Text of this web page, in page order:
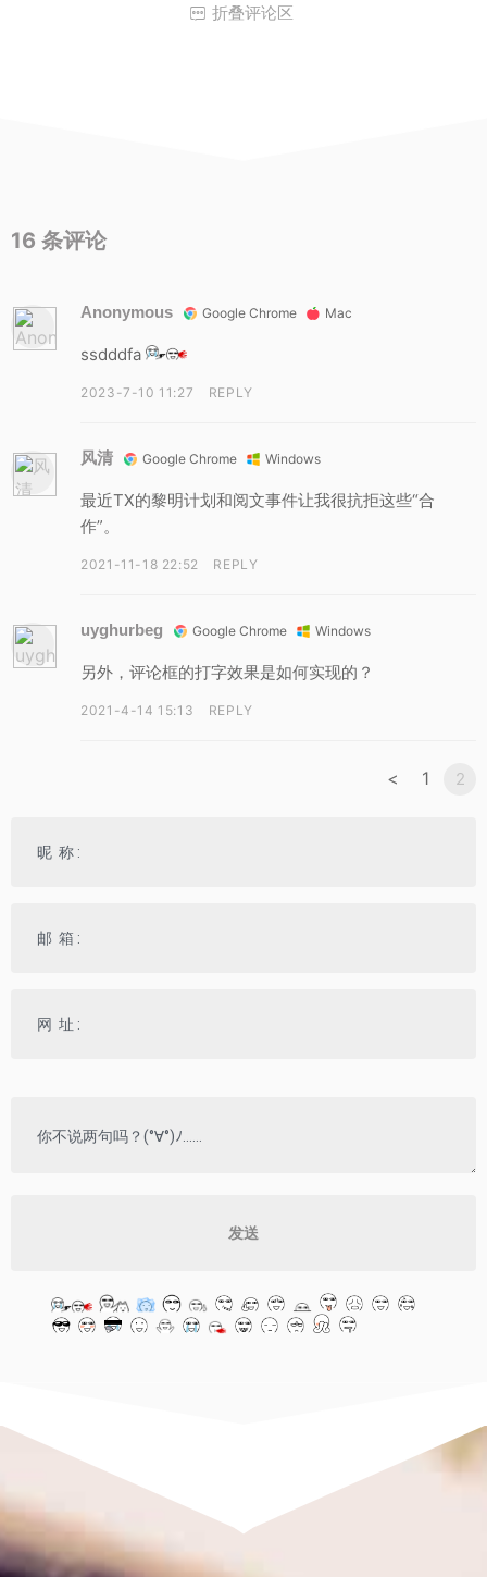
 折叠评论区
16 条评论
Anonymous Google Chrome Mac
ssdddfa
2023-7-10 11:27 REPLY
风清 Google Chrome Windows
最近TX的黎明计划和阅文事件让我很抗拒这些“合
作”。
2021-11-18 22:52 REPLY
uyghurbeg Google Chrome Windows
另外，评论框的打字效果是如何实现的？
2021-4-14 15:13 REPLY
< 1 2